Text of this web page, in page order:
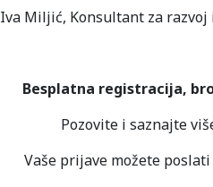
Iva Miljić, Konsultant za razvoj
Besplatna registracija,
Pozovite i saznajte
Vaše prijave možete